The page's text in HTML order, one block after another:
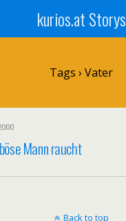
kurios.at Storys
Tags › Vater
Mann raucht
Back to top